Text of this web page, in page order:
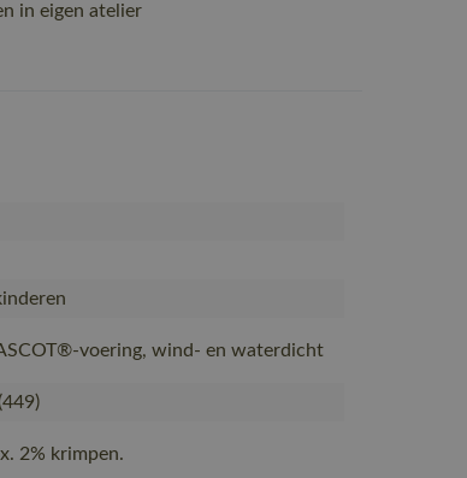
in eigen atelier
voering, wind- en waterdicht
2% krimpen.